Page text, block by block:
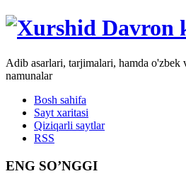
Adib asarlari, tarjimalari, hamda o'zbek
namunalar
Bosh sahifa
Sayt xaritasi
Qiziqarli saytlar
RSS
ENG SO’NGGI